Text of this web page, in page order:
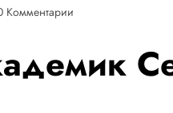
Комментарии